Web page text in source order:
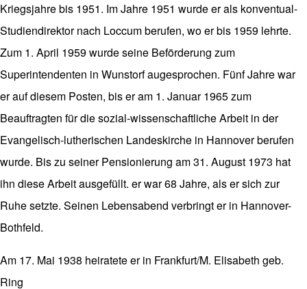
Kriegsjahre bis 1951. Im Jahre 1951 wurde er als konventual-
Studiendirektor nach Loccum berufen, wo er bis 1959 lehrte.
Zum 1. April 1959 wurde seine Beförderung zum
Superintendenten in Wunstorf augesprochen. Fünf Jahre war
er auf diesem Posten, bis er am 1. Januar 1965 zum
Beauftragten für die sozial-wissenschaftliche Arbeit in der
Evangelisch-lutherischen Landeskirche in Hannover berufen
wurde. Bis zu seiner Pensionierung am 31. August 1973 hat
ihn diese Arbeit ausgefüllt. er war 68 Jahre, als er sich zur
Ruhe setzte. Seinen Lebensabend verbringt er in Hannover-
Bothfeld.
Am 17. Mai 1938 heiratete er in Frankfurt/M. Elisabeth geb.
Ring